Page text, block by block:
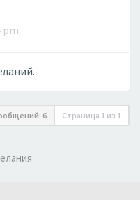
pm
6 Страница 1 из 1